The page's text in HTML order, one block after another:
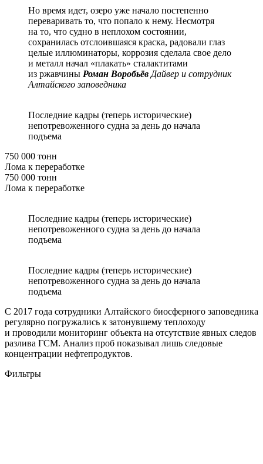
Но время идет, озеро уже начало постепенно
переваривать то, что попало к нему. Несмотря
на то, что судно в неплохом состоянии,
сохранилась отслоившаяся краска, радовали глаз
целые иллюминаторы, коррозия сделала свое дело
и металл начал «плакать» сталактитами
из ржавчины Роман Воробьёв Дайвер и сотрудник
Алтайского заповедника
Последние кадры (теперь исторические)
непотревоженного судна за день до начала
подъема
750 000 тонн
Лома к переработке
750 000 тонн
Лома к переработке
Последние кадры (теперь исторические)
непотревоженного судна за день до начала
подъема
Последние кадры (теперь исторические)
непотревоженного судна за день до начала
подъема
С 2017 года сотрудники Алтайского биосферного заповедника
регулярно погружались к затонувшему теплоходу
и проводили мониторинг объекта на отсутствие явных следов
разлива ГСМ. Анализ проб показывал лишь следовые
концентрации нефтепродуктов.
Фильтры